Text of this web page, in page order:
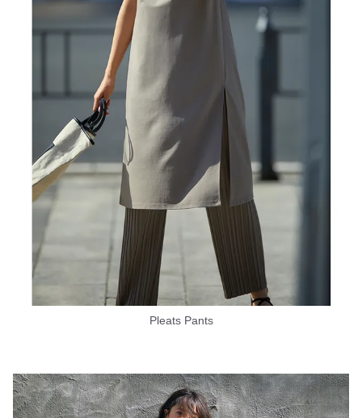
Pleats Pants